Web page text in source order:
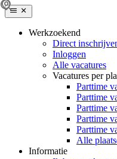
Werkzoekend
Direct
Inloggen
Alle vacatures
Vacatures per
Parttime
Parttime
Parttime
Parttime
Parttime
Alle
Informatie